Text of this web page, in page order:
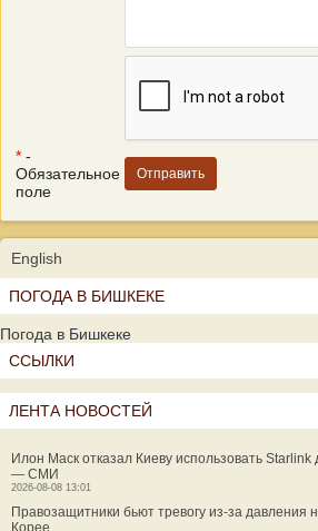
* -
Обязательное
поле
English
ПОГОДА В БИШКЕКЕ
Погода в Бишкеке
ССЫЛКИ
ЛЕНТА НОВОСТЕЙ
Илон Маск отказал Киеву использовать Starlink
— СМИ
2026-08-08 13:01
Правозащитники бьют тревогу из-за
Корее